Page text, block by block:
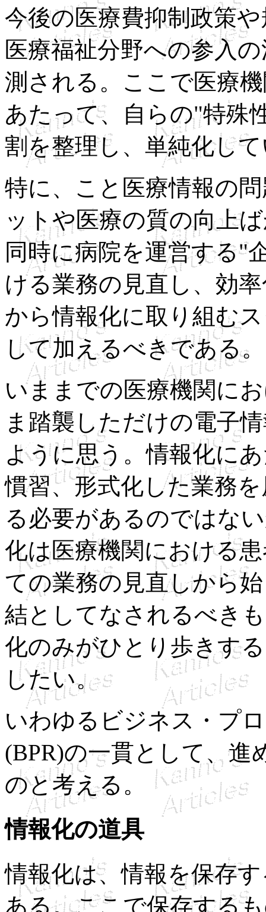
今後の医療費抑制政策
医療福祉分野への参入
測される。ここで医療
あたって、自らの"特殊
割を整理し、単純化し
特に、こと医療情報の
ットや医療の質の向上
同時に病院を運営する"
ける業務の見直し、効
から情報化に取り組む
して加えるべきである。
いままでの医療機関に
ま踏襲しただけの電子
ように思う。情報化に
慣習、形式化した業務
る必要があるのではな
化は医療機関における
ての業務の見直しから
結としてなされるべき
化のみがひとり歩きす
したい。
いわゆるビジネス・プ
(BPR)の一貫として、
のと考える。
情報化の道具
情報化は、情報を保存
ある。ここで保存する